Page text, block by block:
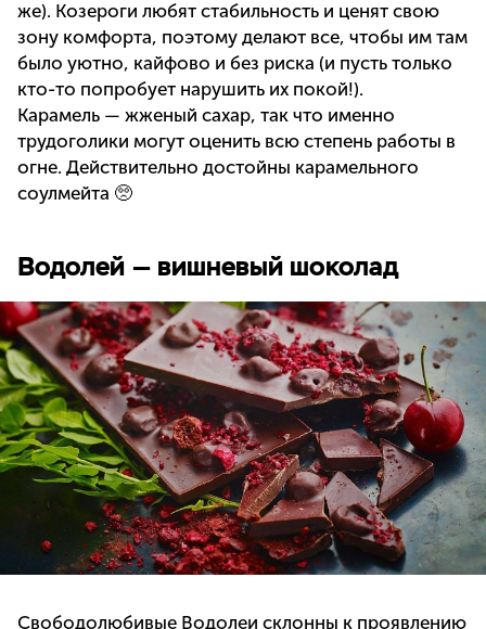
же). Козероги любят стабильность и ценят свою
зону комфорта, поэтому делают все, чтобы им там
было уютно, кайфово и без риска (и пусть только
кто-то попробует нарушить их покой!).
Карамель — жженый сахар, так что именно
трудоголики могут оценить всю степень работы в
огне. Действительно достойны карамельного
соулмейта 🥺
Водолей — вишневый шоколад
Свободолюбивые Водолеи склонны к проявлению